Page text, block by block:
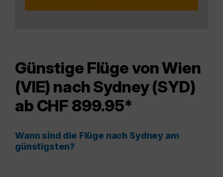
Günstige Flüge von Wien
(VIE) nach Sydney (SYD)
ab CHF 899.95*
Wann sind die Flüge nach Sydney am
günstigsten?